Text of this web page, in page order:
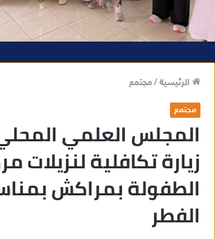
الرئيسية/مجتمع
مجتمع
المجلس العلمي
زيارة تكافلية لنزيلات
الطفولة بمراكش
الفطر